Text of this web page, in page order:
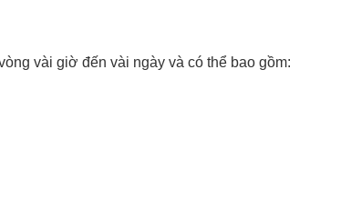
vài giờ đến vài ngày và có thể bao gồm: